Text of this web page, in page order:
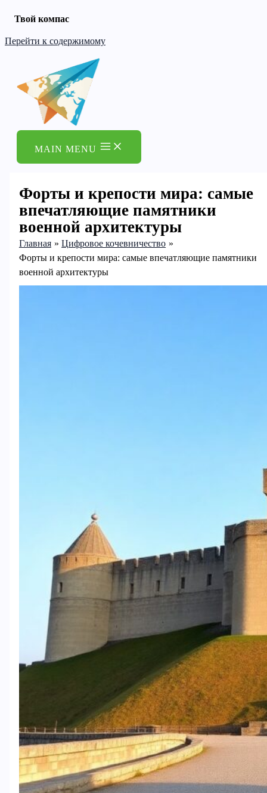
Твой компас
Перейти к содержимому
MAIN MENU
Форты и крепости мира: самые
впечатляющие памятники
военной архитектуры
Главная
Цифровое кочевничество
Форты и крепости мира: самые впечатляющие памятники
военной архитектуры